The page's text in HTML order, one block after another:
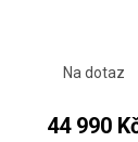
Na dotaz
44 990